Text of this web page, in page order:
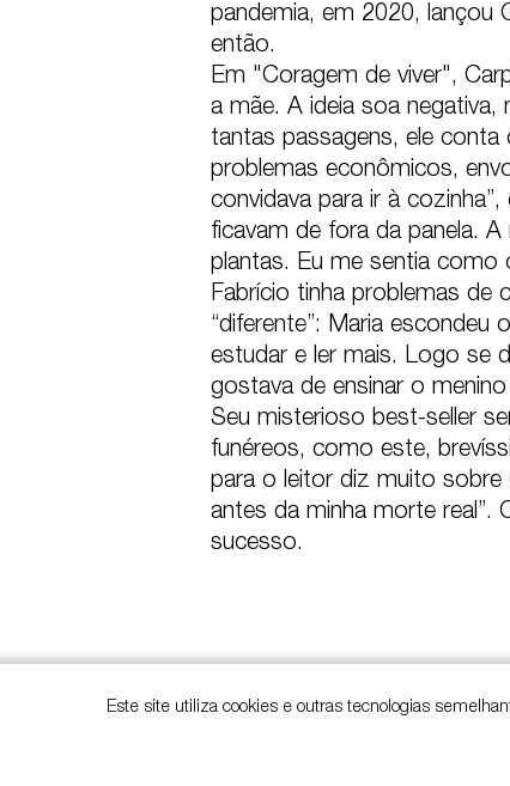
pandemia, em 2020,
então.
Em "Coragem de viver",
a mãe. A ideia soa
tantas passagens, ele
problemas econômicos,
convidava para ir à
ficavam de fora da panela.
plantas. Eu me sentia como
Fabrício tinha problemas de
“diferente”: Maria
estudar e ler mais. Logo se
gostava de ensinar o
Seu misterioso best-seller
funéreos, como este,
para o leitor diz muito
antes da minha morte real”.
sucesso.
Este site utiliza cookies e outras tecnologias